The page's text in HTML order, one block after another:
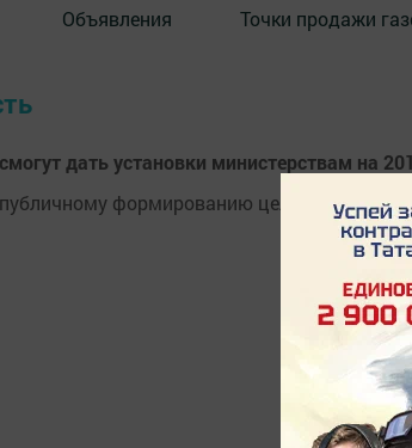
Объявления Точки продажи
дать установки министерствам на
формированию целей и задач